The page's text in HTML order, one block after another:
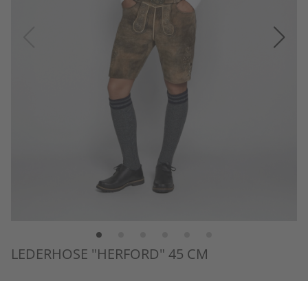
LEDERHOSE "HERFORD" 45 CM